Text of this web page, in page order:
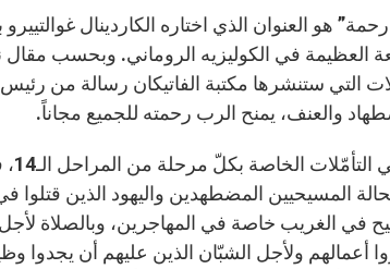
رحمة” هو العنوان الذي اختاره الكاردينال
التي ستنشرها مكتبة الفاتيكان رسالة من
والعنف، يمنح الرب رحمته للجميع مجاناً.
المسيحيين المضطهدين واليهود الذين
في الغريب خاصة في المهاجرين، وبالصلاة
أعمالهم ولأجل الشبّان الذين عليهم أن يجدوا